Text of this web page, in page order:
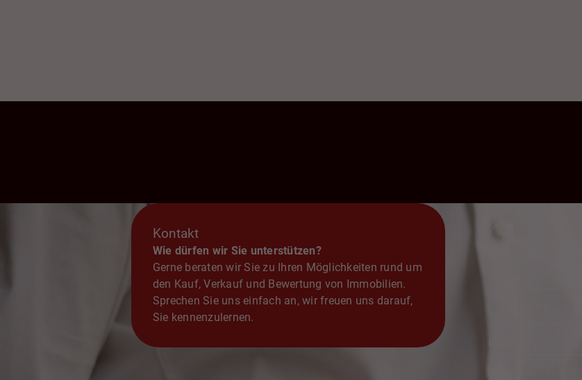
Kontakt
Wie dürfen wir Sie unterstützen?
Gerne beraten wir Sie zu Ihren Möglichkeiten rund um
den Kauf, Verkauf und Bewertung von Immobilien.
Sprechen Sie uns einfach an, wir freuen uns darauf,
Sie kennenzulernen.